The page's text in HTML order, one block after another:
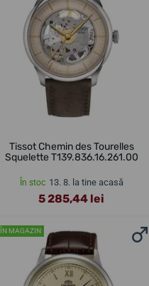
Tissot Chemin des Tourelles
Squelette T139.836.16.261.00
În stoc 13. 8. la tine acasă
5 285,44 lei
ÎN MAGAZIN